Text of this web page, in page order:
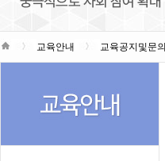
교육안내 교육공지및문의